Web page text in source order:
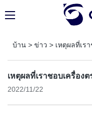
บ้าน > ข่าว > เหตุผลที่เร
เหตุผลที่เราชอบเครื่อง
2022/11/22